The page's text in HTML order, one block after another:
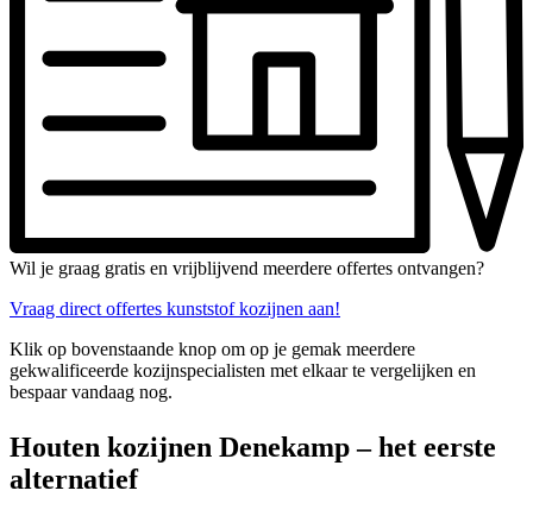
Wil je graag gratis en vrijblijvend meerdere offertes ontvangen?
Vraag direct offertes kunststof kozijnen aan!
Klik op bovenstaande knop om op je gemak meerdere
gekwalificeerde kozijnspecialisten met elkaar te vergelijken en
bespaar vandaag nog.
Houten kozijnen Denekamp – het eerste
alternatief